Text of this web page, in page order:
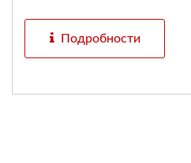
Подробности